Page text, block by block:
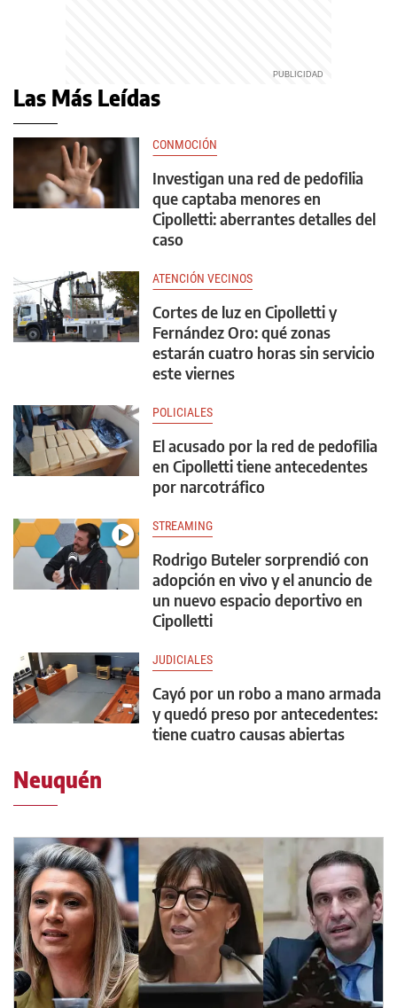
Las Más Leídas
CONMOCIÓN
Investigan una red de pedofilia
que captaba menores en
Cipolletti: aberrantes detalles del
caso
ATENCIÓN VECINOS
Cortes de luz en Cipolletti y
Fernández Oro: qué zonas
estarán cuatro horas sin servicio
este viernes
POLICIALES
El acusado por la red de pedofilia
en Cipolletti tiene antecedentes
por narcotráfico
STREAMING
Rodrigo Buteler sorprendió con
adopción en vivo y el anuncio de
un nuevo espacio deportivo en
Cipolletti
JUDICIALES
Cayó por un robo a mano armada
y quedó preso por antecedentes:
tiene cuatro causas abiertas
Neuquén